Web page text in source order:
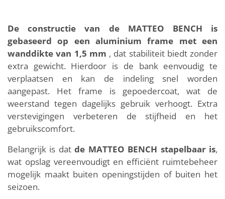
De constructie van de MATTEO BENCH is
gebaseerd op een aluminium frame met een
wanddikte van 1,5 mm , dat stabiliteit biedt zonder
extra gewicht. Hierdoor is de bank eenvoudig te
verplaatsen en kan de indeling snel worden
aangepast. Het frame is gepoedercoat, wat de
weerstand tegen dagelijks gebruik verhoogt. Extra
verstevigingen verbeteren de stijfheid en het
gebruikscomfort.
Belangrijk is datde MATTEO BENCH stapelbaar is,
wat opslag vereenvoudigt en efficiënt ruimtebeheer
mogelijk maakt buiten openingstijden of buiten het
seizoen.